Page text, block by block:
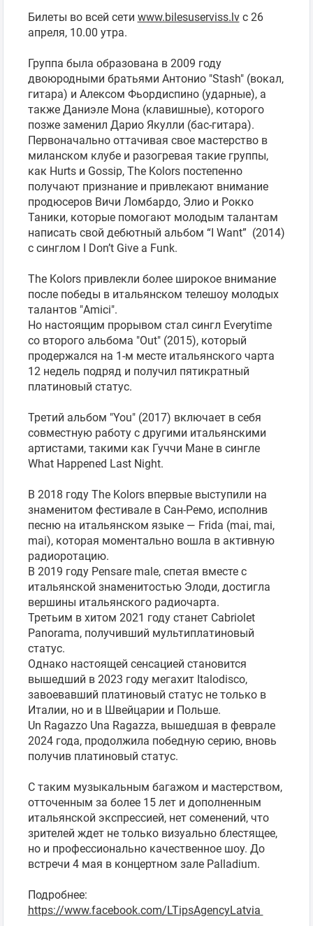
Выбрать
Билеты во всей сети www.bilesuserviss.lvс 26
апреля, 10.00 утра.
Группа была образована в 2009 году
двоюродными братьями Антонио "Stash" (вокал,
гитара) и Алексом Фьордиспино (ударные), а
также Даниэле Мона (клавишные), которого
позже заменил Дарио Якулли (бас-гитара).
Первоначально оттачивая свое мастерство в
миланском клубе и разогревая такие группы,
как Hurts и Gossip, The Kolors постепенно
получают признание и привлекают внимание
продюсеров Вичи Ломбардо, Элио и Рокко
Таники, которые помогают молодым талантам
написать свой дебютный альбом “I Want” (2014)
с синглом I Don’t Give a Funk.
The Kolors привлекли более широкое внимание
после победы в итальянском телешоу молодых
талантов "Amici".
Но настоящим прорывом стал сингл Everytime
со второго альбома "Out" (2015), который
продержался на 1-м месте итальянского чарта
12 недель подряд и получил пятикратный
платиновый статус.
Третий альбом "You" (2017) включает в себя
совместную работу с другими итальянскими
артистами, такими как Гуччи Мане в сингле
What Happened Last Night.
В 2018 году The Kolors впервые выступили на
знаменитом фестивале в Сан-Ремо, исполнив
песню на итальянском языке — Frida (mai, mai,
mai), которая моментально вошла в активную
радиоротацию.
В 2019 году Pensare male, спетая вместе с
итальянской знаменитостью Элоди, достигла
вершины итальянского радиочарта.
Третьим в хитом 2021 году станет Cabriolet
Panorama, получивший мультиплатиновый
статус.
Однако настоящей сенсацией становится
вышедший в 2023 году мегахит Italodisco,
завоевавший платиновый статус не только в
Италии, но и в Швейцарии и Польше.
Un Ragazzo Una Ragazza, вышедшая в феврале
2024 года, продолжила победную серию, вновь
получив платиновый статус.
С таким музыкальным багажом и мастерством,
отточенным за более 15 лет и дополненным
итальянской экспрессией, нет соменений, что
зрителей ждет не только визуально блестящее,
но и профессионально качественное шоу. До
встречи 4 мая в концертном зале Palladium.
Подробнее:
https://www.facebook.com/LTipsAgencyLatvia